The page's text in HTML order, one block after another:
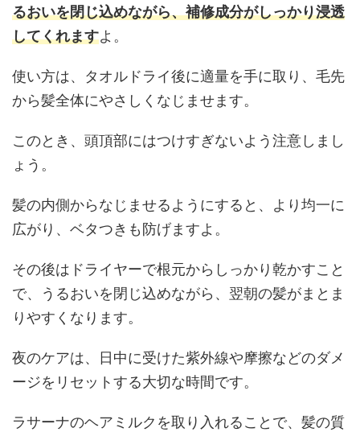
るおいを閉じ込めながら、補修成分がしっかり浸透
してくれますよ。
使い方は、タオルドライ後に適量を手に取り、毛先
から髪全体にやさしくなじませます。
このとき、頭頂部にはつけすぎないよう注意しまし
ょう。
髪の内側からなじませるようにすると、より均一に
広がり、ベタつきも防げますよ。
その後はドライヤーで根元からしっかり乾かすこと
で、うるおいを閉じ込めながら、翌朝の髪がまとま
りやすくなります。
夜のケアは、日中に受けた紫外線や摩擦などのダメ
ージをリセットする大切な時間です。
ラサーナのヘアミルクを取り入れることで、髪の質